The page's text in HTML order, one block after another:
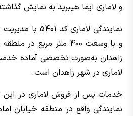
و لاماری ایما هیبرید به نمایش
نمایندگی
و با وسعت 400 متر مربع
زاهدان به‌صورت تخصصی آماده
لاماری در شهر زاهدان است.
خدمات پس از فروش لاماری در این
نمایندگی واقع در منطقه خیابان